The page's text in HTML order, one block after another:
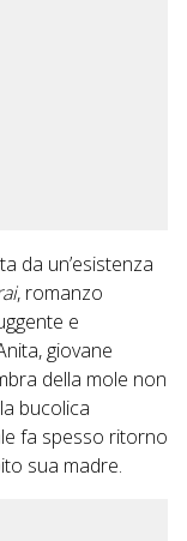
da un’esistenza
, romanzo
e
giovane
della mole non
bucolica
fa spesso ritorno
sua madre.